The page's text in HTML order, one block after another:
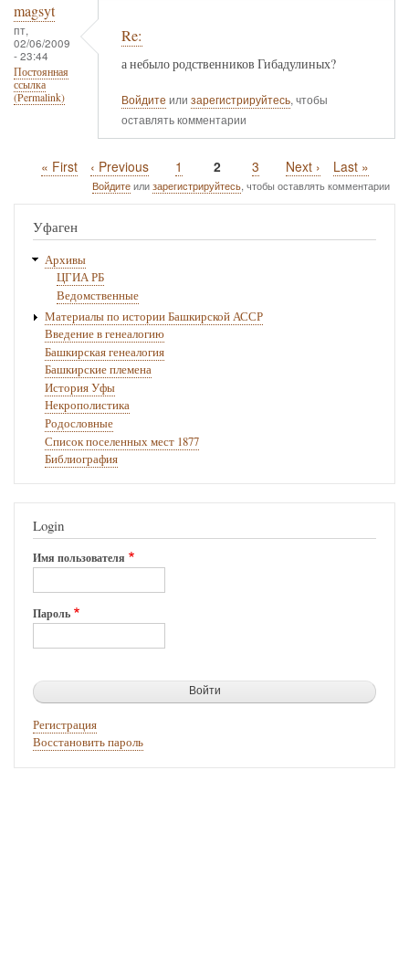
magsyt
пт,
02/06/2009
- 23:44
Постоянная
ссылка
(Permalink)
Re:
а небыло родственников Гибадулиных?
Войдите или зарегистрируйтесь, чтобы
оставлять комментарии
Нумерация
страниц
Первая
страница
« First
Предыдущая
страница
‹ Previous Page
1
Текущая
страница
2 Page
3
Следующая
страница
Next ›
Последняя
страница
Last »
Войдитеилизарегистрируйтесь, чтобы оставлять комментарии
Уфаген
Архивы
ЦГИА РБ
Ведомственные
Материалы по истории Башкирской АССР
Введение в генеалогию
Башкирская генеалогия
Башкирские племена
История Уфы
Некрополистика
Родословные
Список поселенных мест 1877
Библиография
Login
Имя пользователя
Пароль
Регистрация
Восстановить пароль